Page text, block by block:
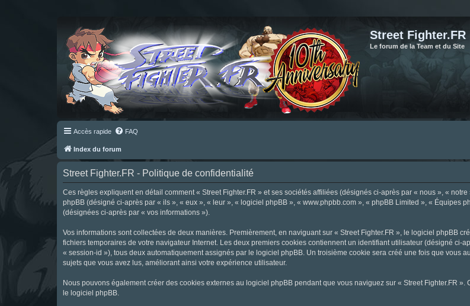
Street Fighter.FR
Le forum de la Team et du Site
Accès rapide FAQ
Index du forum
Street Fighter.FR - Politique de confidentialité
Ces règles expliquent en détail comment « Street Fighter.FR » et ses sociétés affiliées (désignés ci-après par « nous », «
phpBB (désigné ci-après par « ils », « eux », « leur », « logiciel phpBB », « www.phpbb.com », « phpBB Limited », « Équipes
(désignées ci-après par « vos informations »).
Vos informations sont collectées de deux manières. Premièrement, en naviguant sur « Street Fighter.FR », le logiciel phpBB
fichiers temporaires de votre navigateur Internet. Les deux premiers cookies contiennent un identifiant utilisateur (désigné
« session-id »), tous deux automatiquement assignés par le logiciel phpBB. Un troisième cookie sera créé une fois que vous
sujets que vous avez lus, améliorant ainsi votre expérience utilisateur.
Nous pouvons également créer des cookies externes au logiciel phpBB pendant que vous naviguez sur « Street Fighter.FR
le logiciel phpBB.